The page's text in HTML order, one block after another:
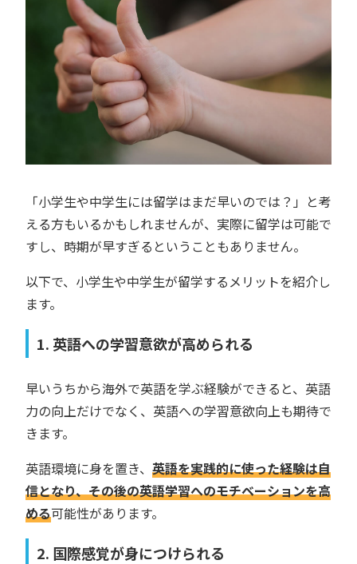
「小学生や中学生には留学はまだ早いのでは？」と考
える方もいるかもしれませんが、実際に留学は可能で
すし、時期が早すぎるということもありません。
以下で、小学生や中学生が留学するメリットを紹介し
ます。
1. 英語への学習意欲が高められる
早いうちから海外で英語を学ぶ経験ができると、英語
力の向上だけでなく、英語への学習意欲向上も期待で
きます。
英語環境に身を置き、 英語を実践的に使った経験は自
信となり、その後の英語学習へのモチベーションを高
める可能性があります。
2. 国際感覚が身につけられる